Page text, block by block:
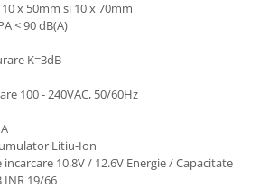
x 50mm si 10 x 70mm
< 90 dB(A)
K=3dB
100 - 240VAC, 50/60Hz
Litiu-Ion
10.8V / 12.6V Energie / Capacitate
INR 19/66